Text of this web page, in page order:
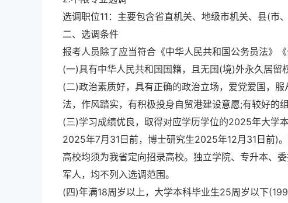
选调职位11：主要包含省直机关、地级市机关、县(市
二、选调条件
报考人员除了应当符合《中华人民共和国公务员法》
(一)具有中华人民共和国国籍，且无国(境)外永久居留权
(二)政治素质好，具有正确的政治立场，爱党爱国，
法，作风踏实，有积极投身自贸港建设意愿;有较好的
(三)学习成绩优良，取得对应学历学位的2025年大学
2025年7月31日前，博士研究生2025年12月31日前)
高校均须为我省定向招录高校。独立学院、专升本、
军人，均不列入选调范围。
(四)年满18周岁以上，大学本科毕业生25周岁以下